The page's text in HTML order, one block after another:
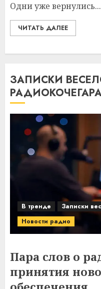
Одни уже вернулись...
ЧИТАТЬ ДАЛЕЕ
ЗАПИСКИ
В тренде
Записки
Новости радио
Пара слов о
принятия